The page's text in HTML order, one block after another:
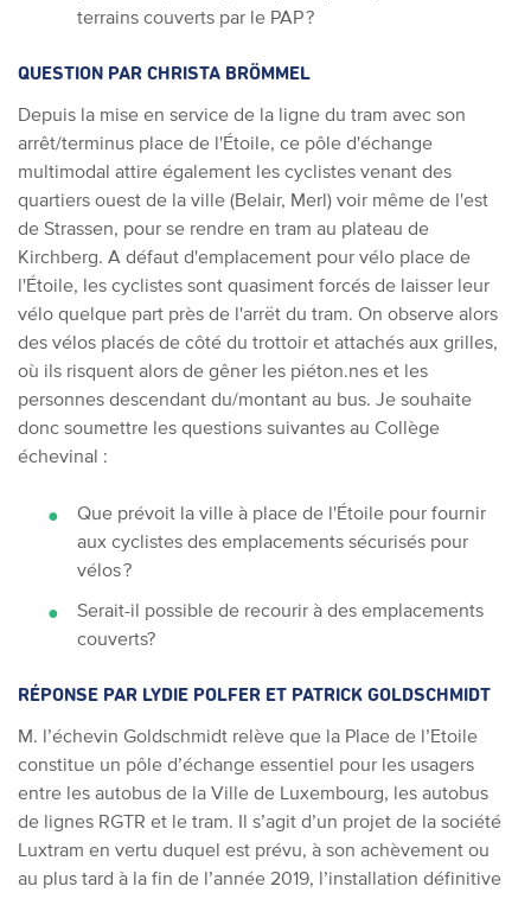
terrains couverts par le PAP ?
QUESTION PAR CHRISTA BRÖMMEL
Depuis la mise en service de la ligne du tram avec son
arrêt/terminus place de l'Étoile, ce pôle d'échange
multimodal attire également les cyclistes venant des
quartiers ouest de la ville (Belair, Merl) voir même de l'est
de Strassen, pour se rendre en tram au plateau de
Kirchberg. A défaut d'emplacement pour vélo place de
l'Étoile, les cyclistes sont quasiment forcés de laisser leur
vélo quelque part près de l'arrët du tram. On observe alors
des vélos placés de côté du trottoir et attachés aux grilles,
où ils risquent alors de gêner les piéton.nes et les
personnes descendant du/montant au bus. Je souhaite
donc soumettre les questions suivantes au Collège
échevinal :
Que prévoit la ville à place de l'Étoile pour fournir
aux cyclistes des emplacements sécurisés pour
vélos ?
Serait-il possible de recourir à des emplacements
couverts?
RÉPONSE PAR LYDIE POLFER ET PATRICK GOLDSCHMIDT
M. l’échevin Goldschmidt relève que la Place de l’Etoile
constitue un pôle d’échange essentiel pour les usagers
entre les autobus de la Ville de Luxembourg, les autobus
de lignes RGTR et le tram. Il s’agit d’un projet de la société
Luxtram en vertu duquel est prévu, à son achèvement ou
au plus tard à la fin de l’année 2019, l’installation définitive